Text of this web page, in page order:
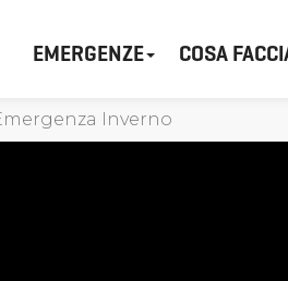
EMERGENZE COSA
Inverno